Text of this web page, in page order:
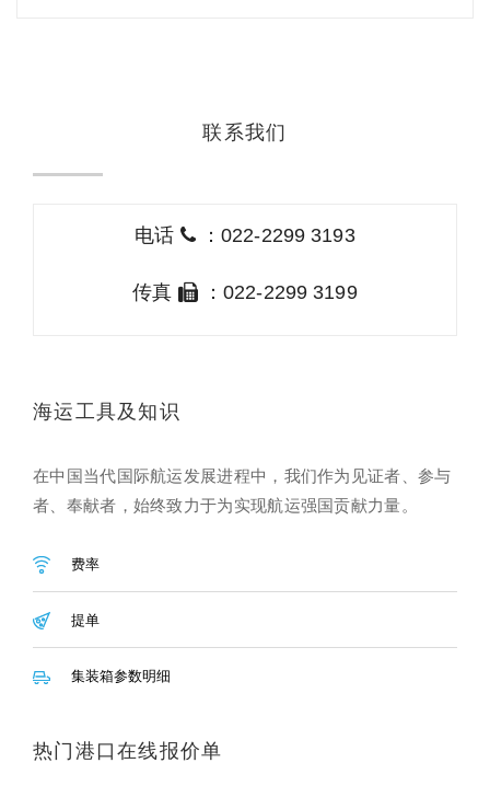
联系我们
电话 ：022-2299 3193
传真 ：022-2299 3199
海运工具及知识
在中国当代国际航运发展进程中，我们作为见证者、参与
者、奉献者，始终致力于为实现航运强国贡献力量。
费率
提单
集装箱参数明细
热门港口在线报价单